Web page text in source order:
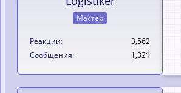
Мастер
Реакции
3,562
Сообщения
1,321